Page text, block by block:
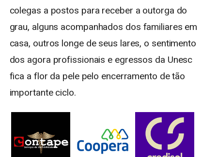
colegas a postos para receber a outorga do
grau, alguns acompanhados dos familiares em
casa, outros longe de seus lares, o sentimento
dos agora profissionais e egressos da Unesc
fica a flor da pele pelo encerramento de tão
importante ciclo.